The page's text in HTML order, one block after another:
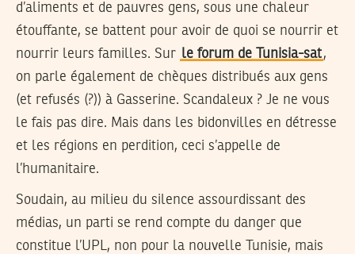
d’aliments et de pauvres gens, sous une chaleur
étouffante, se battent pour avoir de quoi se nourrir et
nourrir leurs familles. Sur le forum de Tunisia-sat,
on parle également de chèques distribués aux gens
(et refusés (?)) à Gasserine. Scandaleux ? Je ne vous
le fais pas dire. Mais dans les bidonvilles en détresse
et les régions en perdition, ceci s’appelle de
l’humanitaire.
Soudain, au milieu du silence assourdissant des
médias, un parti se rend compte du danger que
constitue l’UPL, non pour la nouvelle Tunisie, mais